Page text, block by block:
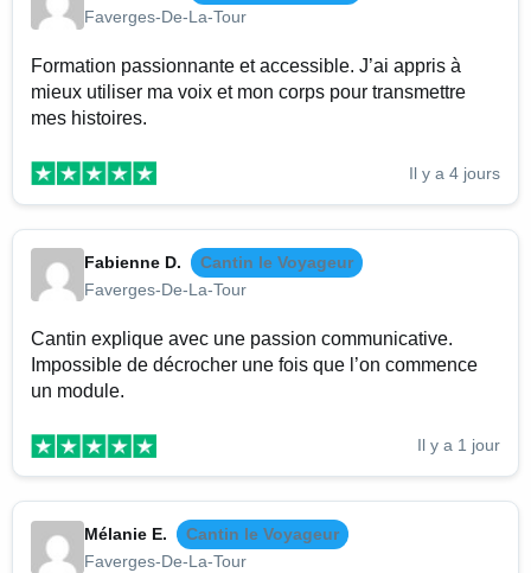
Faverges-De-La-Tour
Formation passionnante et accessible. J’ai appris à
mieux utiliser ma voix et mon corps pour transmettre
mes histoires.
Il y a 4 jours
Fabienne D.
Cantin le Voyageur
Faverges-De-La-Tour
Cantin explique avec une passion communicative.
Impossible de décrocher une fois que l’on commence
un module.
Il y a 1 jour
Mélanie E.
Cantin le Voyageur
Faverges-De-La-Tour